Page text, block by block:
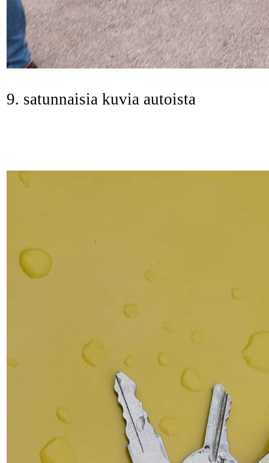
9. satunnaisia kuvia autoista